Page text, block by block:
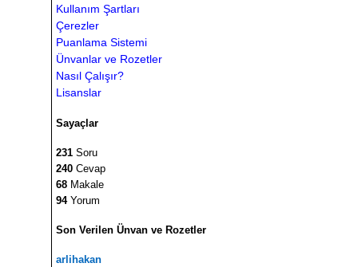
Kullanım Şartları
Çerezler
Puanlama Sistemi
Ünvanlar ve Rozetler
Nasıl Çalışır?
Lisanslar
Sayaçlar
231 Soru
240 Cevap
68 Makale
94Yorum
Son Verilen Ünvan ve Rozetler
arlihakan